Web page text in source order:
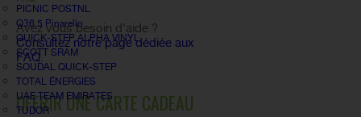
PICNIC POSTNL
Q36.5 Pinarello
QUICK-STEP ALPHA VINYL
SCOTT SRAM
SOUDAL QUICK-STEP
TOTAL ÉNERGIES
UAE TEAM EMIRATES
TUDOR
Avez vous besoin d'aide ?
Consultez notre page dédiée aux
FAQ.
OFFRIR UNE CARTE CADEAU